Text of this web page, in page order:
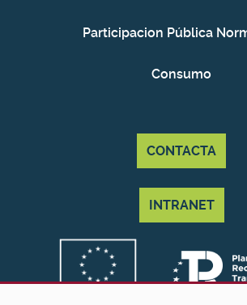
Participacion Pública
Consumo
CONTACTA
INTRANET